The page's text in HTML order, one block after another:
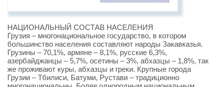
НАЦИОНАЛЬНЫЙ СОСТАВ НАСЕЛЕНИЯ
Грузия – многонациональное государство, в котором
большинство населения составляют народы Закавказья.
Грузины – 70,1%, армяне – 8,1%, русские 6,3%,
азербайджанцы – 5,7%, осетины – 3%, абхазцы – 1,8%, так
же проживают куры, абхазцы и греки. Крупные города
Грузии – Тбилиси, Батуми, Рустави – традиционно